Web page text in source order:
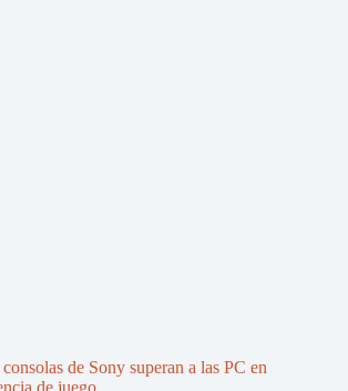
de Sony superan a las PC en